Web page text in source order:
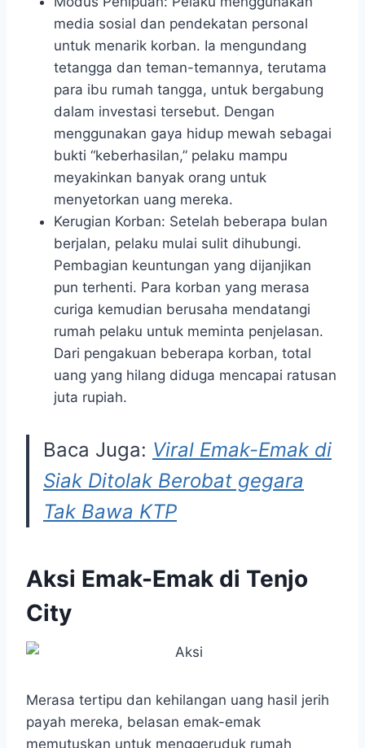
media sosial dan pendekatan personal
untuk menarik korban. Ia mengundang
tetangga dan teman-temannya, terutama
para ibu rumah tangga, untuk bergabung
dalam investasi tersebut. Dengan
menggunakan gaya hidup mewah sebagai
bukti “keberhasilan,” pelaku mampu
meyakinkan banyak orang untuk
menyetorkan uang mereka.
Kerugian Korban: Setelah beberapa bulan
berjalan, pelaku mulai sulit dihubungi.
Pembagian keuntungan yang dijanjikan
pun terhenti. Para korban yang merasa
curiga kemudian berusaha mendatangi
rumah pelaku untuk meminta penjelasan.
Dari pengakuan beberapa korban, total
uang yang hilang diduga mencapai ratusan
juta rupiah.
Baca Juga: Viral Emak-Emak di
Siak Ditolak Berobat gegara
Tak Bawa KTP
Aksi Emak-Emak di Tenjo
City
Merasa tertipu dan kehilangan uang hasil jerih
payah mereka, belasan emak-emak
memutuskan untuk menggeruduk rumah